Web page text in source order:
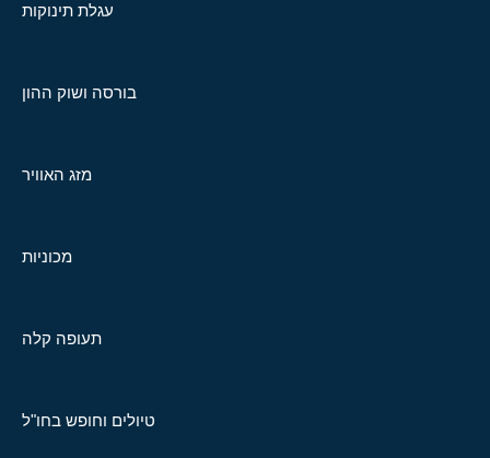
עגלת תינוקות
בורסה ושוק ההון
מזג האוויר
מכוניות
תעופה קלה
טיולים וחופש בחו"ל